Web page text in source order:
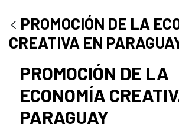
PROMOCIÓN DE LA
CREATIVA EN
PROMOCIÓN DE LA
ECONOMÍA
PARAGUAY